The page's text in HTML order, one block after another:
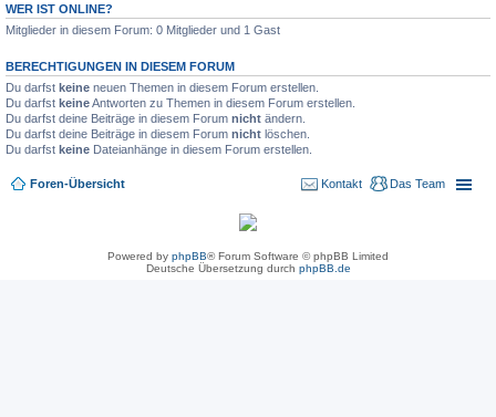
WER IST ONLINE?
Mitglieder in diesem Forum: 0 Mitglieder und 1 Gast
BERECHTIGUNGEN IN DIESEM FORUM
Du darfst keine neuen Themen in diesem Forum erstellen.
Du darfst keineAntworten zu Themen in diesem Forum erstellen.
Du darfst deine Beiträge in diesem Forum nicht ändern.
Du darfst deine Beiträge in diesem Forum nicht löschen.
Du darfst keine Dateianhänge in diesem Forum erstellen.
Foren-Übersicht Das Team
Kontakt
Powered by phpBB® Forum Software © phpBB Limited
Deutsche Übersetzung durch phpBB.de